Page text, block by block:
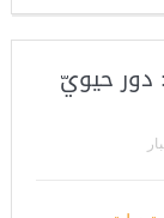
دور حيويّ